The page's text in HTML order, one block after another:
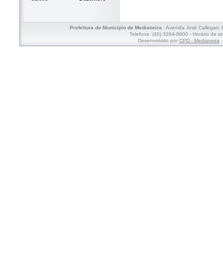
Prefeitura do Município de Medianeira- Avenida José Callegari,
Telefone: (45) 3264-8600 - Horário de
Desenvolvido por CPD - Medianeira-